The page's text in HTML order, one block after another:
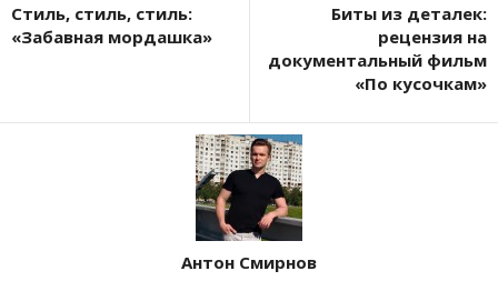
Стиль, стиль, стиль:
«Забавная мордашка»
Биты из деталек:
рецензия на
документальный фильм
«По кусочкам»
Антон Смирнов